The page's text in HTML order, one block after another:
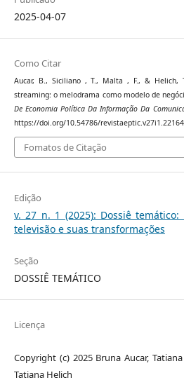
2025-04-07
Como Citar
Aucar, B., Siciliano , T., Malta , F., & Helich,
streaming: o melodrama como modelo de
De Economia Política Da Informação Da
https://doi.org/10.54786/revistaeptic.v27i1.22164
Fomatos de Citação
Edição
v. 27 n. 1 (2025): Dossiê
televisão e suas transformações
Seção
DOSSIÊ TEMÁTICO
Licença
Copyright (c) 2025 Bruna Aucar,
Tatiana Helich